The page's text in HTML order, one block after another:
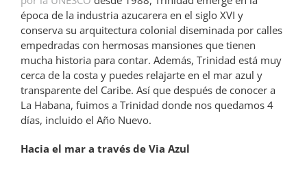
época de la industria azucarera en el siglo XVI y
conserva su arquitectura colonial diseminada por calles
empedradas con hermosas mansiones que tienen
mucha historia para contar. Además, Trinidad está muy
cerca de la costa y puedes relajarte en el mar azul y
transparente del Caribe. Así que después de conocer a
La Habana, fuimos a Trinidad donde nos quedamos 4
días, incluido el Año Nuevo.
Hacia el mar a través de Via Azul